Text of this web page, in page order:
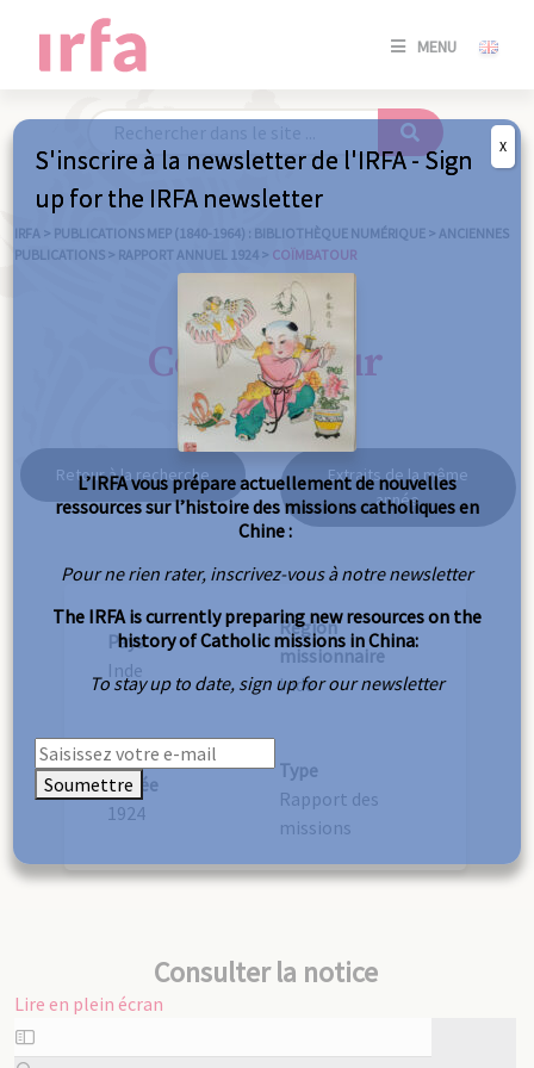
MENU
SE
/
IRFA > PUBLICATIONS MEP (1840-1964) : BIBLIOTHÈQUE NUMÉRIQUE > ANCIENNES
PUBLICATIONS > RAPPORT ANNUEL 1924 > COÏMBATOUR
Coïmbatour
Retour à la recherche
Extraits de la même
année
Pays
Inde
Région
missionnaire
Inde
Année
1924
Type
Rapport des
missions
Consulter la notice
Lire en plein écran
Aller
au
S'inscrire à la newsletter de l'IRFA - Sign
up for the IRFA newsletter
L’IRFA vous prépare actuellement de nouvelles
ressources sur l’histoire des missions catholiques en
Chine :
Pour ne rien rater, inscrivez-vous à notre newsletter
The IRFA is currently preparing new resources on the
history of Catholic missions in China:
To stay up to date, sign up for our newsletter
Soumettre
X